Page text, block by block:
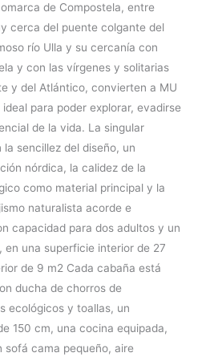
de Compostela, entre
cerca del puente colgante del
río Ulla y su cercanía con
y con las vírgenes y solitarias
y del Atlántico, convierten a MU
para poder explorar, evadirse
de la vida. La singular
sencillez del diseño, un
nórdica, la calidez de la
como material principal y la
naturalista acorde e
capacidad para dos adultos y un
en una superficie interior de 27
de 9 m2 Cada cabaña está
ducha de chorros de
ecológicos y toallas, un
150 cm, una cocina equipada,
sofá cama pequeño, aire